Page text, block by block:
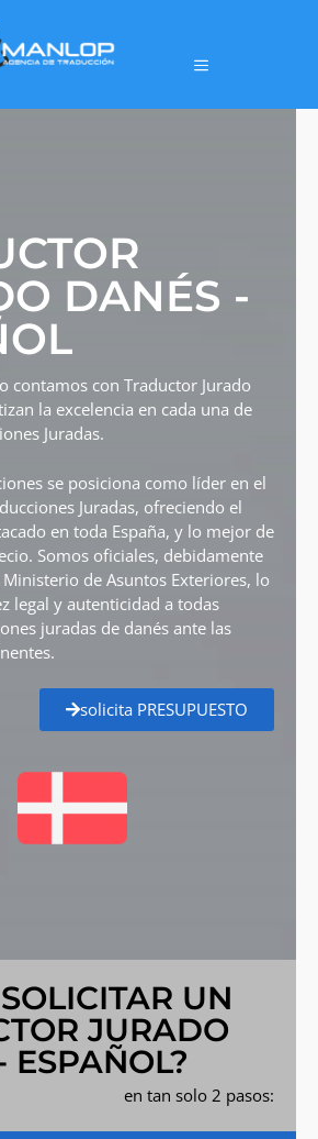
DANÉS -
contamos con Traductor Jurado
la excelencia en cada una de
Juradas.
se posiciona como líder en el
Juradas, ofreciendo el
en toda España, y lo mejor de
Somos oficiales, debidamente
de Asuntos Exteriores, lo
legal y autenticidad a todas
juradas de danés ante las
solicita PRESUPUESTO
UN
JURADO
ESPAÑOL?
en tan solo 2 pasos: